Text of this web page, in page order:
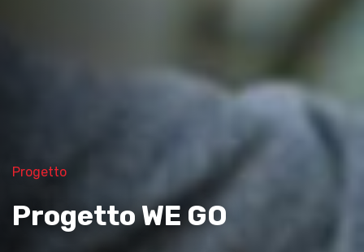
Progetto
Progetto WE GO